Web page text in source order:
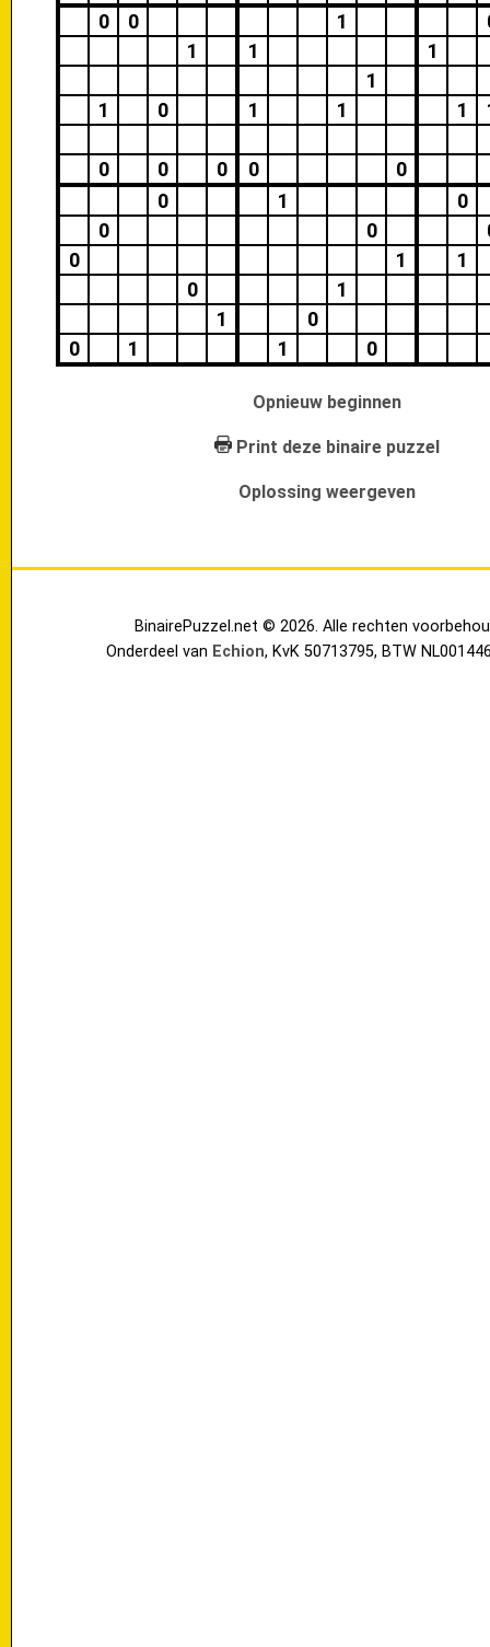
0
0 1
1
1
1
1
1
0 1 1 1
0 0 0 0
0
0
1
0
0
0
0
1
1
0
1
1
0
0
1 1 0
Opnieuw beginnen
Print deze binaire puzzel
Oplossing weergeven
BinairePuzzel.net © 2026. Alle rechten
Onderdeel van Echion, KvK 50713795, BTW